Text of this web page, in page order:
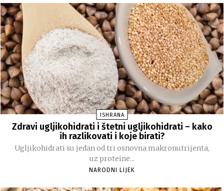
ISHRANA
Zdravi ugljikohidrati i štetni ugljikohidrati – kako
ih razlikovati i koje birati?
Ugljikohidrati su jedan od tri osnovna makronutrijenta,
uz proteine...
NARODNI LIJEK